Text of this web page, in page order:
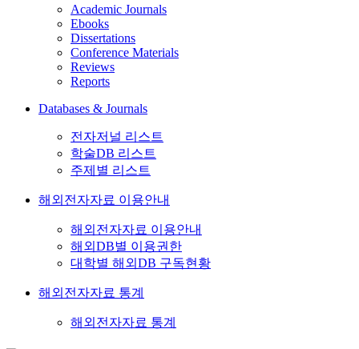
Academic Journals
Ebooks
Dissertations
Conference Materials
Reviews
Reports
Databases & Journals
전자저널 리스트
학술DB 리스트
주제별 리스트
해외전자자료 이용안내
해외전자자료 이용안내
해외DB별 이용권한
대학별 해외DB 구독현황
해외전자자료 통계
해외전자자료 통계